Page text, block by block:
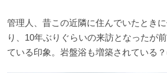
管理人、昔この近隣に住んでいたとき
り、10年ぶりぐらいの来訪となったが
ている印象。岩盤浴も増築されている